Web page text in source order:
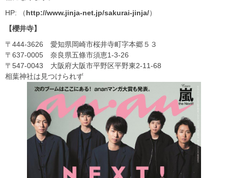
HP: （http://www.jinja-net.jp/sakurai-jinja/）
【櫻井寺】
〒444-3626 愛知県岡崎市桜井寺町字本郷５３
〒637-0005 奈良県五條市須恵1-3-26
〒547-0043 大阪府大阪市平野区平野東2-11-68
相葉神社は見つけられず